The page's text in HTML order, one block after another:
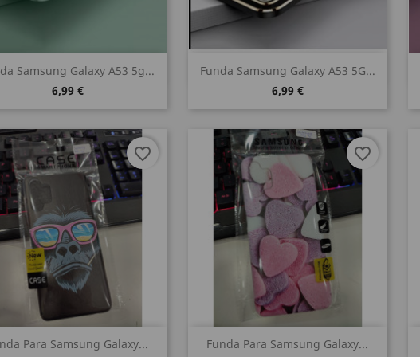
Samsung Galaxy A53 5g...
6,99 €
Vista rápida
Funda Samsung Galaxy A53 5G...
6,99 €
Vista rápida
Para Samsung Galaxy...
Vista rápida
favorite_border
Funda Para Samsung Galaxy...
Vista rápida
favorite_border